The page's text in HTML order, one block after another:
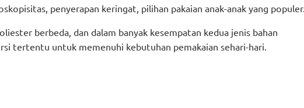
penyerapan keringat, pilihan pakaian anak-anak yang populer.
berbeda, dan dalam banyak kesempatan kedua jenis bahan
tertentu untuk memenuhi kebutuhan pemakaian sehari-hari.